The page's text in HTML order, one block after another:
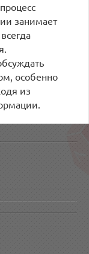
занимает
особенно
из